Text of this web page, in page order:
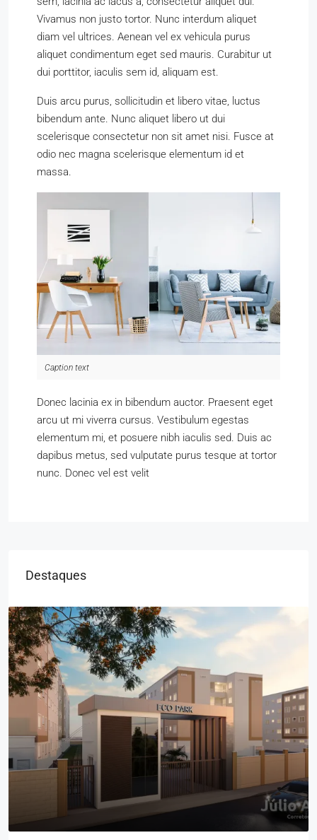
Vivamus non justo tortor. Nunc interdum aliquet
diam vel ultrices. Aenean vel ex vehicula purus
aliquet condimentum eget sed mauris. Curabitur ut
dui porttitor, iaculis sem id, aliquam est.
Duis arcu purus, sollicitudin et libero vitae, luctus
bibendum ante. Nunc aliquet libero ut dui
scelerisque consectetur non sit amet nisi. Fusce at
odio nec magna scelerisque elementum id et
massa.
Caption text
Donec lacinia ex in bibendum auctor. Praesent eget
arcu ut mi viverra cursus. Vestibulum egestas
elementum mi, et posuere nibh iaculis sed. Duis ac
dapibus metus, sed vulputate purus tesque at tortor
nunc. Donec vel est velit
Destaques